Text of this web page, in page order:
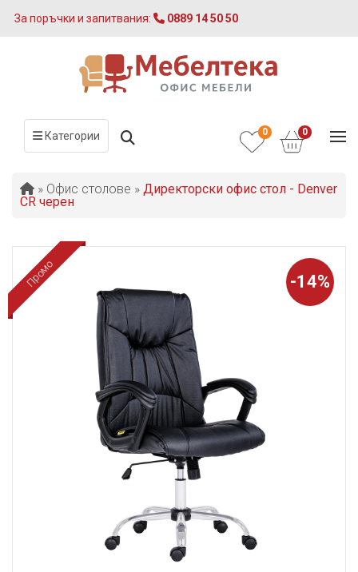
За поръчки и запитвания: 0889 14 50 50
0
0
Категории
» Офис столове » Директорски офис стол - Denver
CR черен
Промо -14%